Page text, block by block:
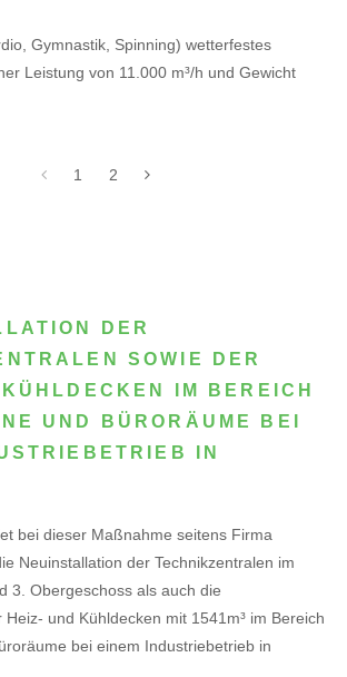
Gymnastik, Spinning) wetterfestes
Leistung von 11.000 m³/h und Gewicht
1 2
DER
SOWIE DER
IM BEREICH
UND BÜRORÄUME BEI
IN
bei dieser Maßnahme seitens Firma
Neuinstallation der Technikzentralen im
3. Obergeschoss als auch die
Heiz- und Kühldecken mit 1541m³ im Bereich
bei einem Industriebetrieb in